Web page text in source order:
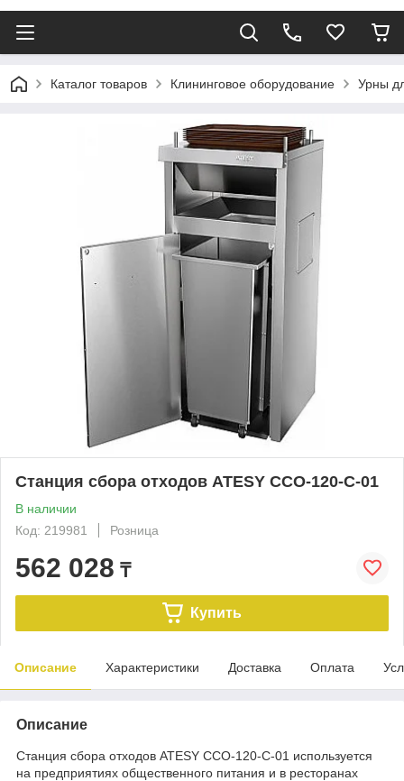
Каталог товаров Клининговое оборудование Урны
Станция сбора отходов ATESY ССО-120-С-01
В наличии
Код: 219981
Розница
562 028 ₸
Купить
Описание Характеристики Доставка Оплата
Описание
Станция сбора отходов ATESY ССО-120-С-01 используется
на предприятиях общественного питания и в ресторанах